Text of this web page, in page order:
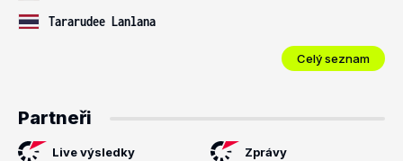
Tararudee Lanlana
Celý seznam
Partneři
Live výsledky Zprávy